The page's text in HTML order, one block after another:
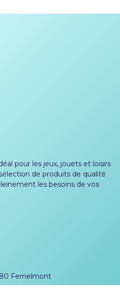
pour les jeux, jouets et loisirs
de produits de qualité
les besoins de vos
Fernelmont